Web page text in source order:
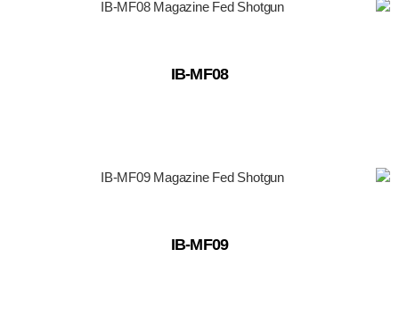
IB-MF08
IB-MF09